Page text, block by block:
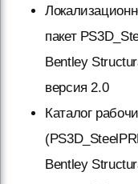
пакет
Bentley
версия 2.0
Каталог
Bentley